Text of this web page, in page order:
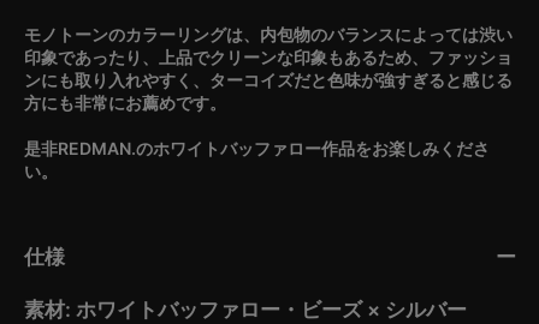
モノトーンのカラーリングは、内包物のバランスによっては渋い
印象であったり、上品でクリーンな印象もあるため、ファッショ
ンにも取り入れやすく、ターコイズだと色味が強すぎると感じる
方にも非常にお薦めです。
是非REDMAN.のホワイトバッファロー作品をお楽しみくださ
い。
仕様
素材: ホワイトバッファロー・ビーズ × シルバー